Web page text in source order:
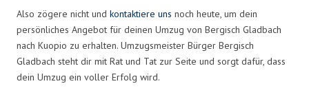
Also zögere nicht und kontaktiere uns noch heute, um dein
persönliches Angebot für deinen Umzug von Bergisch Gladbach
nach Kuopio zu erhalten. Umzugsmeister Bürger Bergisch
Gladbach steht dir mit Rat und Tat zur Seite und sorgt dafür, dass
dein Umzug ein voller Erfolg wird.